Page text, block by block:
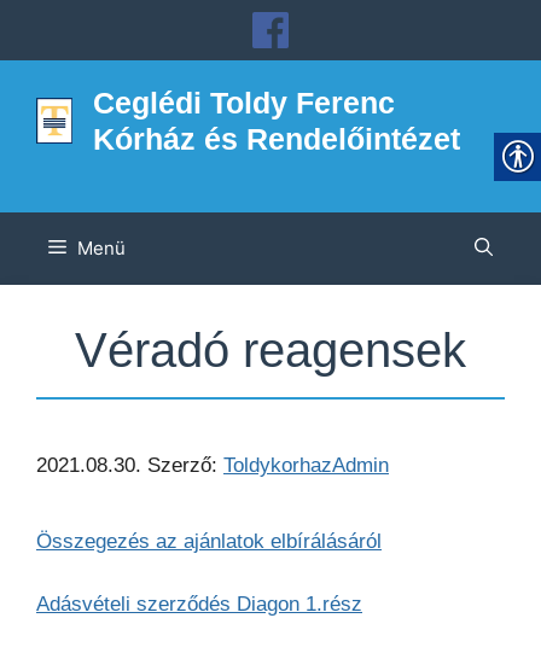
Ceglédi Toldy Ferenc
Kórház és Rendelőintézet
Menü
Véradó reagensek
2021.08.30. Szerző: ToldykorhazAdmin
Összegezés az ajánlatok elbírálásáról
Adásvételi szerződés Diagon 1.rész